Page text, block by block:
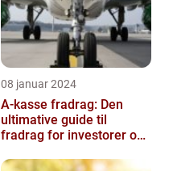
08 januar 2024
A-kasse fradrag: Den
ultimative guide til
fradrag for investorer og